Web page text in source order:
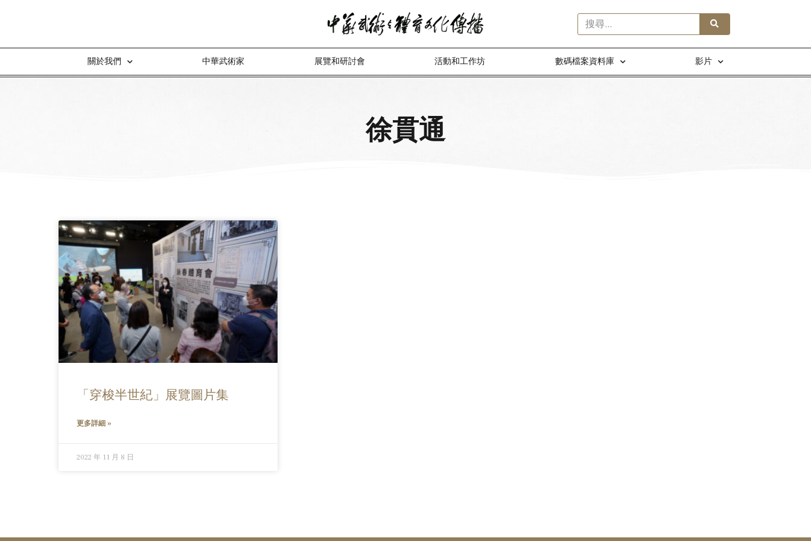
關於我們 中華武術家 展覽和研討會 活動和工作坊 數碼檔案資料庫 影片
徐貫通
「穿梭半世紀」展覽圖片集
更多詳細 »
2022 年 11 月 8 日